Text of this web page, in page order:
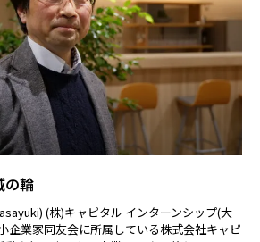
の輪
(株)キャピタル インターンシップ(大
企業家同友会に所属している株式会社キャピ